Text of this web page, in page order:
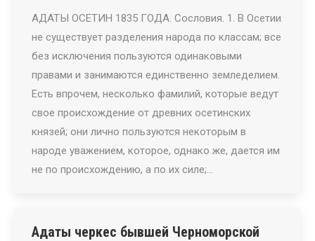
АДАТЫ ОСЕТИН 1835 ГОДА. Сословия. 1. В Осетии
не существует разделения народа по классам; все
без исключения пользуются одинаковыми
правами и занимаются единственно земледелием.
Есть впрочем, несколько фамилий, которые ведут
свое происхождение от древних осетинских
князей; они лично пользуются некоторым в
народе уважением, которое, однако же, дается им
не по происхождению, а по их силе;…
Адаты черкес бывшей Черноморской